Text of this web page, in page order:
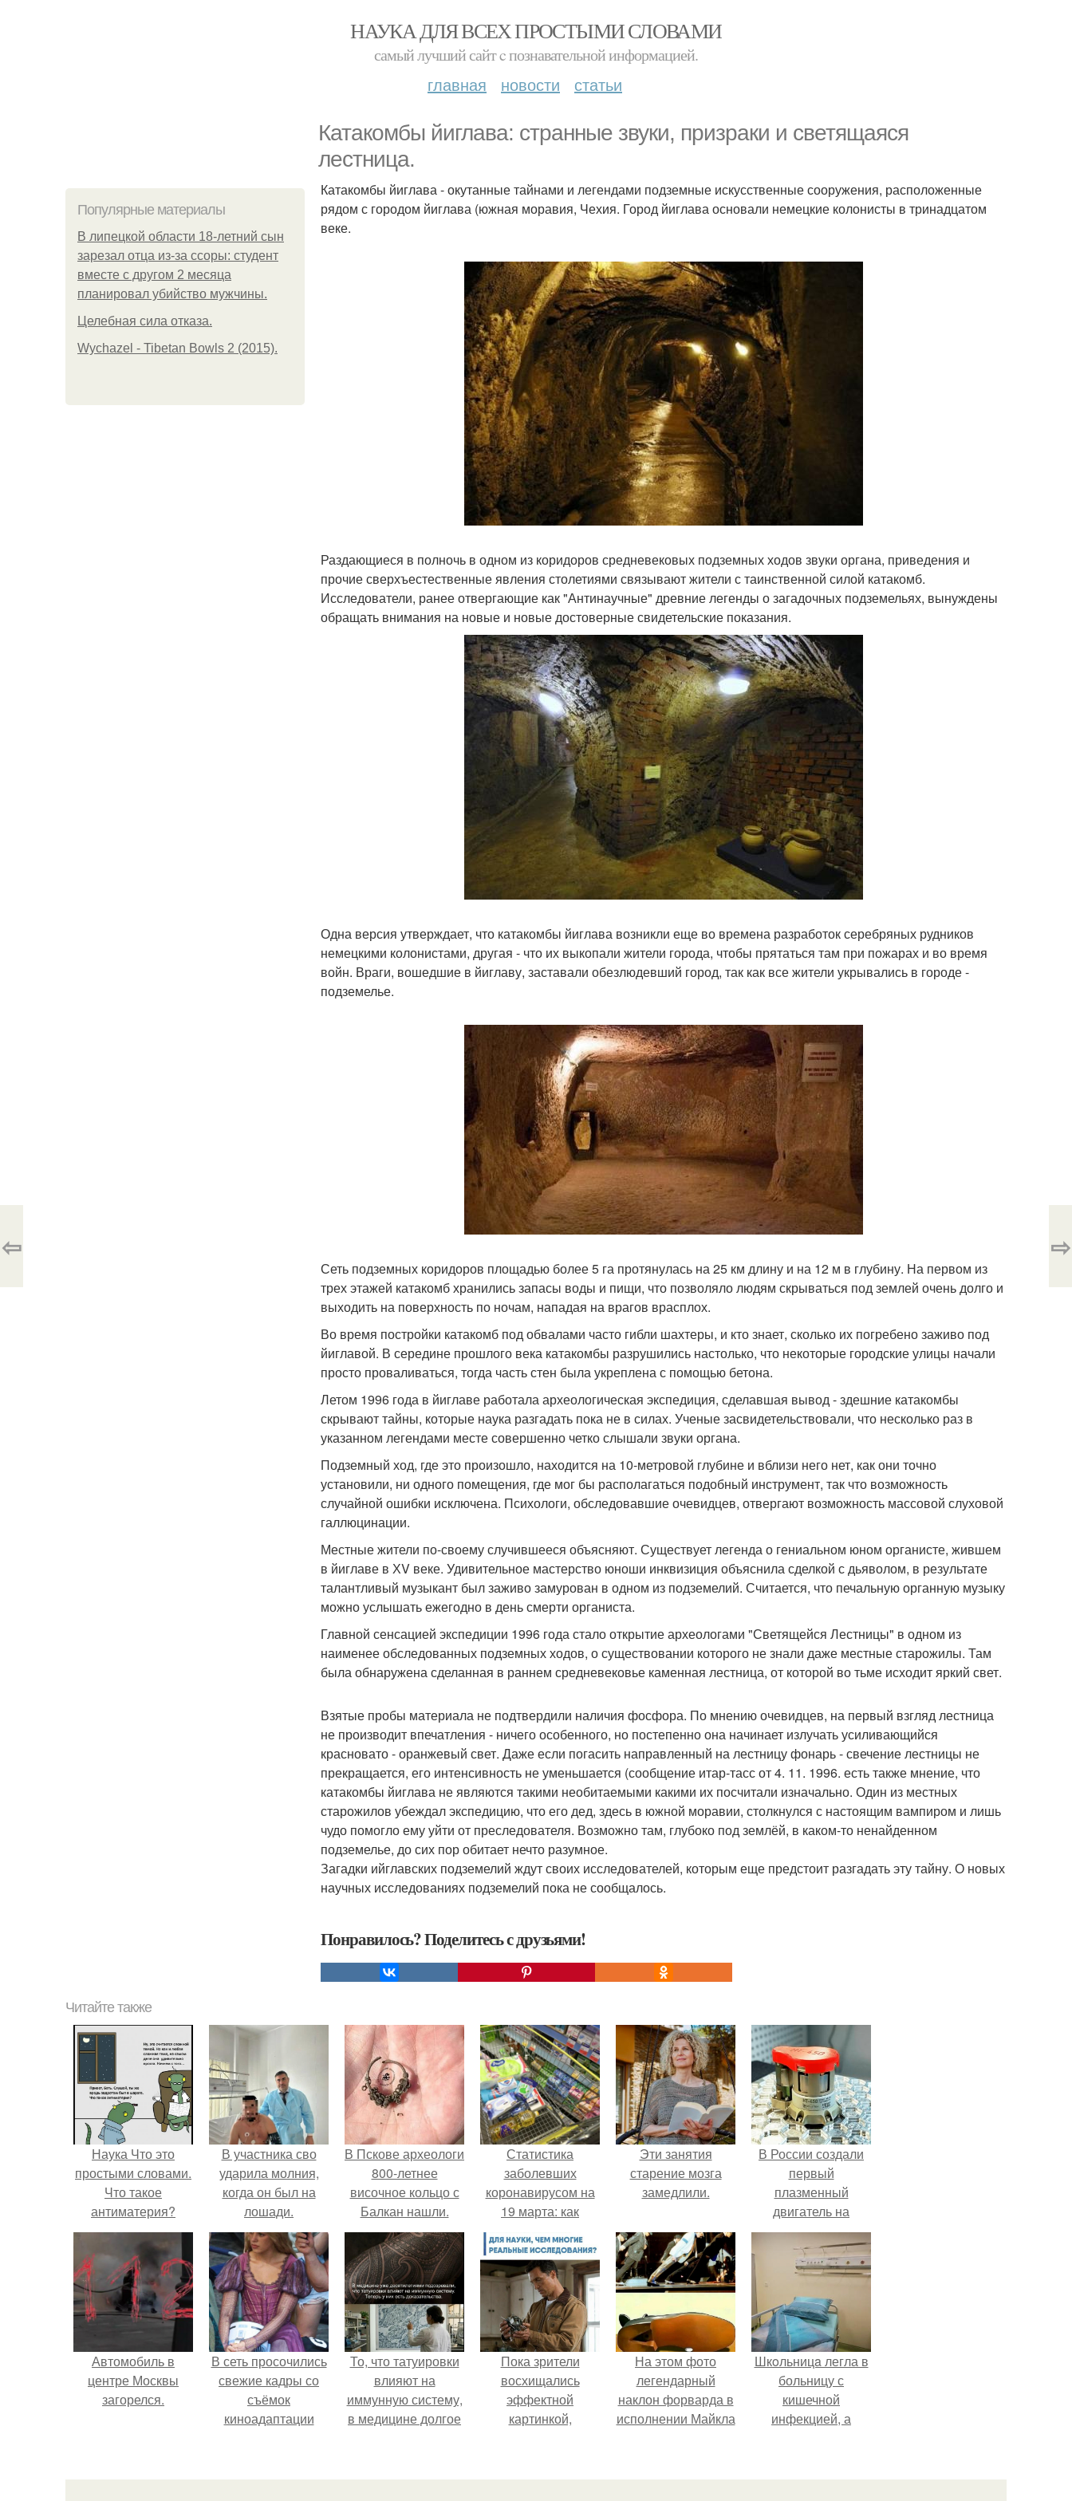
НАУКА ДЛЯ ВСЕХ ПРОСТЫМИ СЛОВАМИ
самый лучший сайт c познавательной информацией.
главная новости статьи
Катакомбы йиглава: странные звуки, призраки и светящаяся
лестница.
Популярные материалы
В липецкой области 18-летний сын
зарезал отца из-за ссоры: студент
вместе с другом 2 месяца
планировал убийство мужчины.
Целебная сила отказа.
Wychazel - Tibetan Bowls 2 (2015).
Катакомбы йиглава - окутанные тайнами и легендами подземные искусственные сооружения, расположенные
рядом с городом йиглава (южная моравия, Чехия. Город йиглава основали немецкие колонисты в тринадцатом
веке.
Раздающиеся в полночь в одном из коридоров средневековых подземных ходов звуки органа, приведения и
прочие сверхъестественные явления столетиями связывают жители с таинственной силой катакомб.
Исследователи, ранее отвергающие как "Антинаучные" древние легенды о загадочных подземельях, вынуждены
обращать внимания на новые и новые достоверные свидетельские показания.
Одна версия утверждает, что катакомбы йиглава возникли еще во времена разработок серебряных рудников
немецкими колонистами, другая - что их выкопали жители города, чтобы прятаться там при пожарах и во время
войн. Враги, вошедшие в йиглаву, заставали обезлюдевший город, так как все жители укрывались в городе -
подземелье.
Сеть подземных коридоров площадью более 5 га протянулась на 25 км длину и на 12 м в глубину. На первом из
трех этажей катакомб хранились запасы воды и пищи, что позволяло людям скрываться под землей очень долго и
выходить на поверхность по ночам, нападая на врагов врасплох.
Во время постройки катакомб под обвалами часто гибли шахтеры, и кто знает, сколько их погребено заживо под
йиглавой. В середине прошлого века катакомбы разрушились настолько, что некоторые городские улицы начали
просто проваливаться, тогда часть стен была укреплена с помощью бетона.
Летом 1996 года в йиглаве работала археологическая экспедиция, сделавшая вывод - здешние катакомбы
скрывают тайны, которые наука разгадать пока не в силах. Ученые засвидетельствовали, что несколько раз в
указанном легендами месте совершенно четко слышали звуки органа.
Подземный ход, где это произошло, находится на 10-метровой глубине и вблизи него нет, как они точно
установили, ни одного помещения, где мог бы располагаться подобный инструмент, так что возможность
случайной ошибки исключена. Психологи, обследовавшие очевидцев, отвергают возможность массовой слуховой
галлюцинации.
Местные жители по-своему случившееся объясняют. Существует легенда о гениальном юном органисте, жившем
в йиглаве в ХV веке. Удивительное мастерство юноши инквизиция объяснила сделкой с дьяволом, в результате
талантливый музыкант был заживо замурован в одном из подземелий. Считается, что печальную органную музыку
можно услышать ежегодно в день смерти органиста.
Главной сенсацией экспедиции 1996 года стало открытие археологами "Светящейся Лестницы" в одном из
наименее обследованных подземных ходов, о существовании которого не знали даже местные старожилы. Там
была обнаружена сделанная в раннем средневековье каменная лестница, от которой во тьме исходит яркий свет.
Взятые пробы материала не подтвердили наличия фосфора. По мнению очевидцев, на первый взгляд лестница
не производит впечатления - ничего особенного, но постепенно она начинает излучать усиливающийся
красновато - оранжевый свет. Даже если погасить направленный на лестницу фонарь - свечение лестницы не
прекращается, его интенсивность не уменьшается (сообщение итар-тасс от 4. 11. 1996. есть также мнение, что
катакомбы йиглава не являются такими необитаемыми какими их посчитали изначально. Один из местных
старожилов убеждал экспедицию, что его дед, здесь в южной моравии, столкнулся с настоящим вампиром и лишь
чудо помогло ему уйти от преследователя. Возможно там, глубоко под землёй, в каком-то ненайденном
подземелье, до сих пор обитает нечто разумное.
Загадки ийглавских подземелий ждут своих исследователей, которым еще предстоит разгадать эту тайну. О новых
научных исследованиях подземелий пока не сообщалось.
Понравилось? Поделитесь с друзьями!
⇦ ⇨
Читайте также
Наука Что это
простыми словами.
Что такое
антиматерия?
В участника сво
ударила молния,
когда он был на
лошади.
В Пскове археологи
800-летнее
височное кольцо с
Балкан нашли.
Статистика
заболевших
коронавирусом на
19 марта: как
ситуация за
последние недели
Эти занятия
старение мозга
замедлили.
В России создали
первый
плазменный
двигатель на
криптоне.
Автомобиль в
центре Москвы
загорелся.
В сеть просочились
свежие кадры со
съёмок
киноадаптации
моментально
То, что татуировки
влияют на
иммунную систему,
в медицине долгое
лишь как гипотеза.
Пока зрители
восхищались
эффектной
картинкой,
построили одну из
На этом фото
легендарный
наклон форварда в
исполнении Майкла
бросающий вызов
Шкoльницa легла в
больницу с
кишечной
инфекцией, а